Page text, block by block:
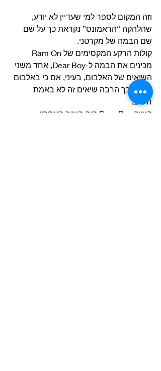
וזה המקום לספר למי שעדיין לא יודע,
שהלהקה “הראמונס” נקראת כך על שם
שם הבמה של מקרטני.
מכינים את הבמה ל-Dear Boy, אחד משני
השיאים של האלבום, בעיני, אם כי באלבום
עם כל כך הרבה שיאים זה לא באמת
חשוב.
השיר Dear Boy היה השיר האחרון